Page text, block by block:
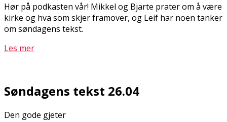
Hør på podkasten vår! Mikkel og Bjarte prater om å være
kirke og hva som skjer framover, og Leif har noen tanker
om søndagens tekst.
Les mer
Søndagens tekst 26.04
Den gode gjeter